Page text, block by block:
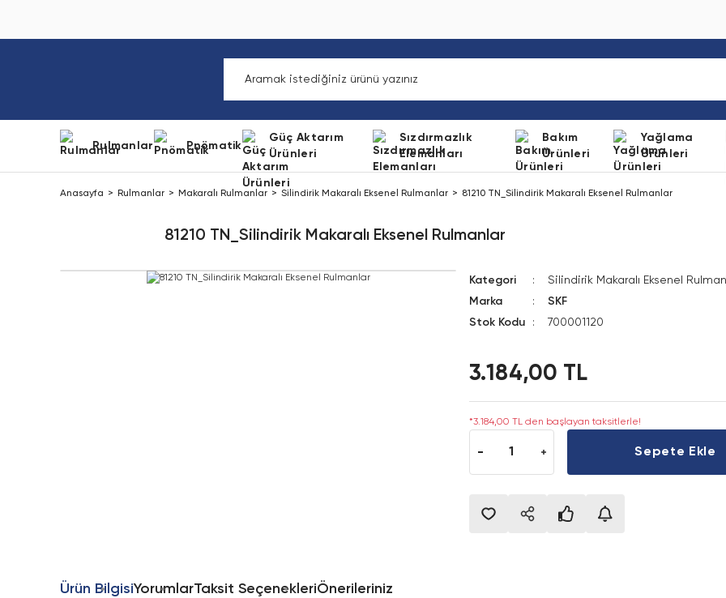
Rulmanlar Pnömatik
Güç Aktarım
Ürünleri
Sızdırmazlık
Elemanları
Bakım
Ürünleri
Yağlama
Ürünleri
Anasayfa Rulmanlar Makaralı Rulmanlar Silindirik Makaralı Eksenel Rulmanlar 81210 TN_Silindirik Makaralı Eksenel Rulmanlar
81210 TN_Silindirik Makaralı Eksenel Rulmanlar
Kategori
Silindirik Makaralı Eksenel
Marka
SKF
Stok Kodu
700001120
3.184,00 TL
*3.184,00 TL den başlayan taksitlerle!
Sepete Ekle
Ürün BilgisiYorumlarTaksit SeçenekleriÖnerileriniz